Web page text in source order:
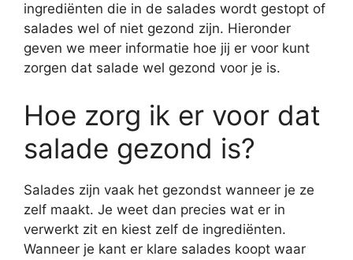
ingrediënten die in de salades wordt gestopt of
salades wel of niet gezond zijn. Hieronder
geven we meer informatie hoe jij er voor kunt
zorgen dat salade wel gezond voor je is.
Hoe zorg ik er voor dat
salade gezond is?
Salades zijn vaak het gezondst wanneer je ze
zelf maakt. Je weet dan precies wat er in
verwerkt zit en kiest zelf de ingrediënten.
Wanneer je kant er klare salades koopt waar